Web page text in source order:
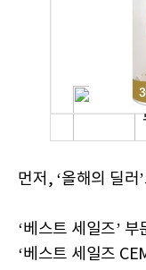
먼저, ‘올해의 딜러
‘베스트 세일즈’
‘베스트 세일즈